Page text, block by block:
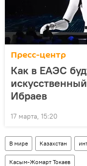
Пресс-центр
Как в ЕАЭС
Ибраев
17 марта, 15:20
В мире Казахстан
Касым-Жомарт Токаев